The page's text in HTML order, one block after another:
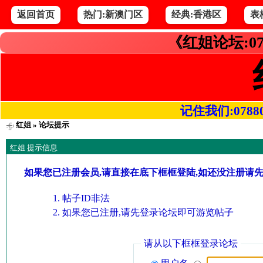
返回首页 热门:新澳门区 经典:香港区 表
《红姐论坛
记住我们
红姐» 论坛提示
红姐 提示信息
如果您已注册会员,请直接在底下框框登陆,如还没注册请
帖子ID非法
如果您已注册,请先登录论坛即可游览帖子
请从以下框框登录论坛